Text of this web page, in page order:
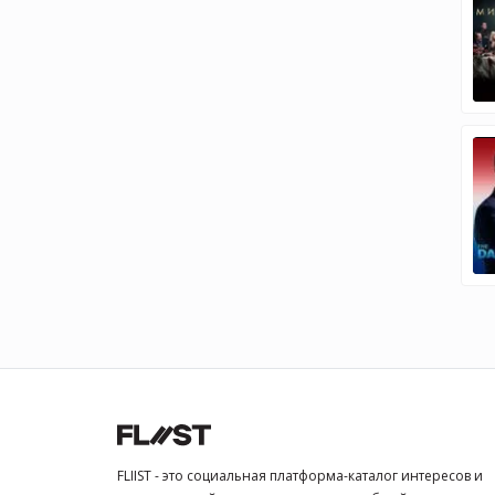
FLIIST - это социальная платформа-каталог интересов и